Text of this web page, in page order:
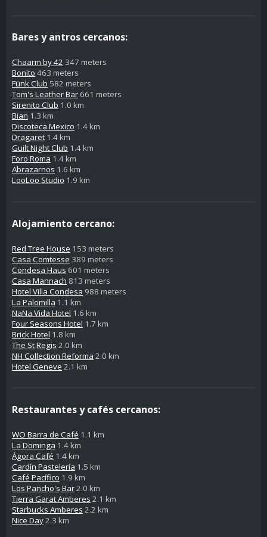
Bares y antros cercanos:
Chaarm by 42 347 meters
Bonito 463 meters
Fünk Club 582 meters
Tom's Leather Bar 661 meters
Sirenito Club 1.0 km
Bian 1.3 km
Discoteca Mexico 1.4 km
Dragaret 1.4 km
Guilt Night Club 1.4 km
Foro Roma 1.4 km
Abrazarnos 1.6 km
LooLoo Studio 1.9 km
Alojamiento cercano:
Red Tree House 153 meters
Casa Comtesse 389 meters
Condesa Haus 601 meters
Casa Mannach 813 meters
Hotel Villa Condesa 988 meters
La Palomilla 1.1 km
NaNa Vida Hotel 1.6 km
Four Seasons Hotel 1.7 km
Brick Hotel 1.8 km
The St Regis 2.0 km
NH Collection Reforma 2.0 km
Hotel Geneve 2.1 km
Restaurantes y cafés cercanos:
WO Barra de Café 1.1 km
La Dominga 1.4 km
Ágora Café 1.4 km
Cardín Pastelería 1.5 km
Café Pacífico 1.9 km
Los Pancho's Bar2.0 km
Tierra Garat Amberes 2.1 km
Starbucks Amberes 2.2 km
Nice Day2.3 km